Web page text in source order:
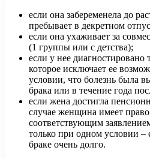
если она забеременела до
пребывает в декретном
если она ухаживает за
(1 группы или с детства);
если у нее диагностировано
которое исключает ее
условии, что болезнь была
брака или в течение года
если жена достигла
случае женщина имеет право
соответствующим
только при одном условии –
браке очень долго.